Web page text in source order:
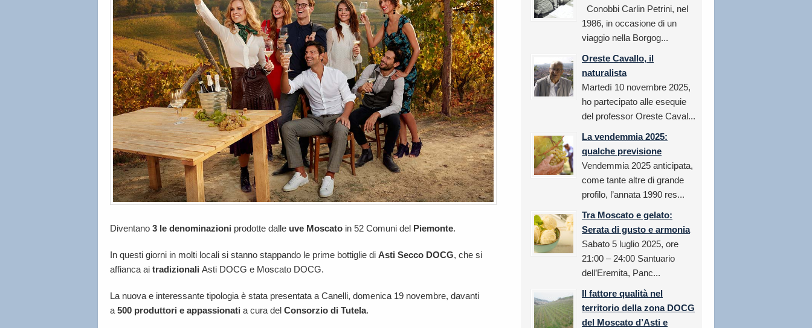
Diventano 3 le denominazioni prodotte dalle uve Moscato in 52 Comuni del Piemonte.
In questi giorni in molti locali si stanno stappando le prime bottiglie di Asti Secco DOCG, che si
affianca ai tradizionali Asti DOCG e Moscato DOCG.
La nuova e interessante tipologia è stata presentata a Canelli, domenica 19 novembre, davanti
a 500 produttori e appassionati a cura del Consorzio di Tutela.
Conobbi Carlin Petrini, nel
1986, in occasione di un
viaggio nella Borgog...
Oreste Cavallo, il
naturalista
Martedì 10 novembre 2025,
ho partecipato alle esequie
del professor Oreste Caval...
La vendemmia 2025:
qualche previsione
Vendemmia 2025 anticipata,
come tante altre di grande
profilo, l’annata 1990 res...
Tra Moscato e gelato:
Serata di gusto e armonia
Sabato 5 luglio 2025, ore
21:00 – 24:00 Santuario
dell’Eremita, Panc...
Il fattore qualità nel
territorio della zona DOCG
del Moscato d’Asti e